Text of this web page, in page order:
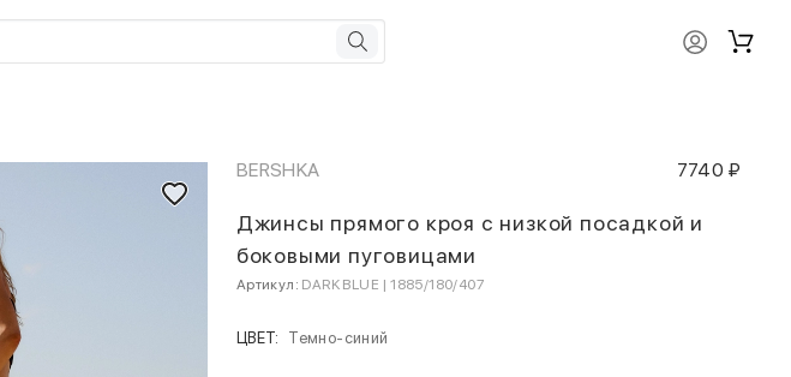
BERSHKA 7740 ₽
Джинсы прямого кроя с низкой посадкой и
боковыми пуговицами
Артикул: DARK BLUE | 1885/180/407
ЦВЕТ: Темно-синий